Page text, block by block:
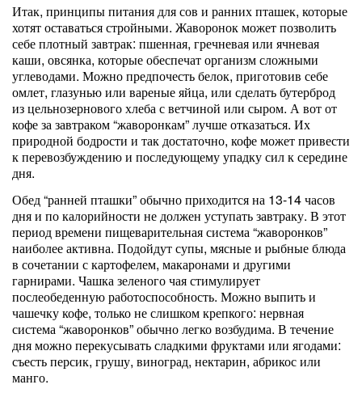
Итак, принципы питания для сов и ранних пташек, которые
хотят оставаться стройными. Жаворонок может позволить
себе плотный завтрак: пшенная, гречневая или ячневая
каши, овсянка, которые обеспечат организм сложными
углеводами. Можно предпочесть белок, приготовив себе
омлет, глазунью или вареные яйца, или сделать бутерброд
из цельнозернового хлеба с ветчиной или сыром. А вот от
кофе за завтраком “жаворонкам” лучше отказаться. Их
природной бодрости и так достаточно, кофе может привести
к перевозбуждению и последующему упадку сил к середине
дня.
Обед “ранней пташки” обычно приходится на 13-14 часов
дня и по калорийности не должен уступать завтраку. В этот
период времени пищеварительная система “жаворонков”
наиболее активна. Подойдут супы, мясные и рыбные блюда
в сочетании с картофелем, макаронами и другими
гарнирами. Чашка зеленого чая стимулирует
послеобеденную работоспособность. Можно выпить и
чашечку кофе, только не слишком крепкого: нервная
система “жаворонков” обычно легко возбудима. В течение
дня можно перекусывать сладкими фруктами или ягодами:
съесть персик, грушу, виноград, нектарин, абрикос или
манго.